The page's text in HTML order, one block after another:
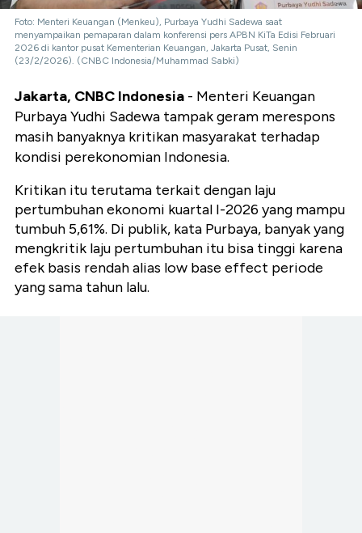
Foto: Menteri Keuangan (Menkeu), Purbaya Yudhi Sadewa saat
menyampaikan pemaparan dalam konferensi pers APBN KiTa Edisi Februari
2026 di kantor pusat Kementerian Keuangan, Jakarta Pusat, Senin
(23/2/2026). (CNBC Indonesia/Muhammad Sabki)
Jakarta, CNBC Indonesia - Menteri Keuangan
Purbaya Yudhi Sadewa tampak geram merespons
masih banyaknya kritikan masyarakat terhadap
kondisi perekonomian Indonesia.
Kritikan itu terutama terkait dengan laju
pertumbuhan ekonomi kuartal I-2026 yang mampu
tumbuh 5,61%. Di publik, kata Purbaya, banyak yang
mengkritik laju pertumbuhan itu bisa tinggi karena
efek basis rendah alias low base effect periode
yang sama tahun lalu.